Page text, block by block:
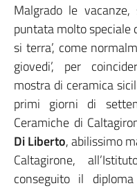
Malgrado le
puntata molto speciale
si terra’, come
giovedi’, per
mostra di ceramica
primi giorni di
Ceramiche di
Di Liberto, abilissimo
Caltagirone,
conseguito il